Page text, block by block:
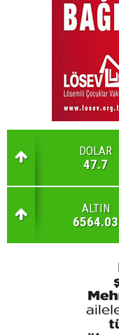
DOLAR
47.7
ALTIN
6564.03